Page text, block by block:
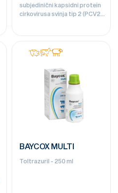
subjedinični kapsidni protein
cirkovirusa svinja tip 2 (PCV2)
BAYCOX MULTI
Toltrazuril - 250 ml